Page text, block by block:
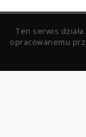
Ten serwis
opracowanemu